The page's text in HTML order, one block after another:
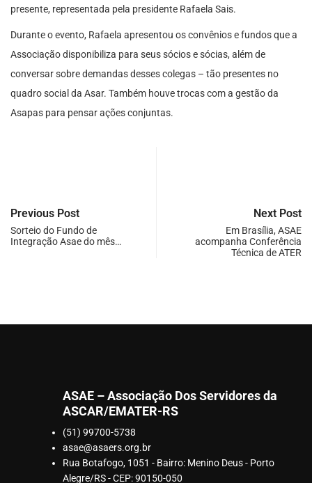
presente, representada pela presidente Rafaela Sais.
Durante o evento, Rafaela apresentou os convênios e fundos que a
Associação disponibiliza para seus sócios e sócias, além de
conversar sobre demandas desses colegas – tão presentes no
quadro social da Asar. Também houve trocas com a gestão da
Asapas para pensar ações conjuntas.
Previous Post
Sorteio do Fundo de
Integração Asae do mês…
Next Post
Em Brasília, ASAE
acompanha Conferência
Técnica de ATER
ASAE – Associação Dos Servidores da
ASCAR/EMATER-RS
(51) 99700-5738
asae@asaers.org.br
Rua Botafogo, 1051 - Bairro: Menino Deus - Porto
Alegre/RS - CEP: 90150-050